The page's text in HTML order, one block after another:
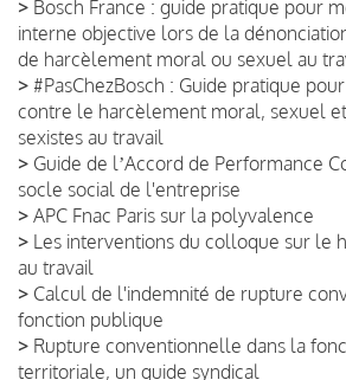
> Bosch France : guide pratique pour
interne objective lors de la
de harcèlement moral ou sexuel au
> #PasChezBosch : Guide pratique
contre le harcèlement moral, sexuel
sexistes au travail
> Guide de lʼAccord de Performance
socle social de l'entreprise
> APC Fnac Paris sur la polyvalence
> Les interventions du colloque sur le
au travail
> Calcul de l'indemnité de rupture
fonction publique
> Rupture conventionnelle dans la
territoriale, un guide syndical